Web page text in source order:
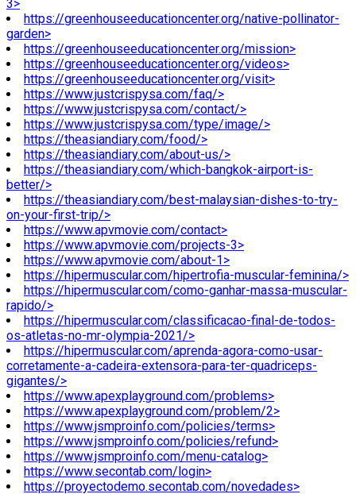
3>
https://greenhouseeducationcenter.org/native-pollinator-
garden>
https://greenhouseeducationcenter.org/mission>
https://greenhouseeducationcenter.org/videos>
https://greenhouseeducationcenter.org/visit>
https://www.justcrispysa.com/faq/>
https://www.justcrispysa.com/contact/>
https://www.justcrispysa.com/type/image/>
https://theasiandiary.com/food/>
https://theasiandiary.com/about-us/>
https://theasiandiary.com/which-bangkok-airport-is-
better/>
https://theasiandiary.com/best-malaysian-dishes-to-try-
on-your-first-trip/>
https://www.apvmovie.com/contact>
https://www.apvmovie.com/projects-3>
https://www.apvmovie.com/about-1>
https://hipermuscular.com/hipertrofia-muscular-feminina/>
https://hipermuscular.com/como-ganhar-massa-muscular-
rapido/>
https://hipermuscular.com/classificacao-final-de-todos-
os-atletas-no-mr-olympia-2021/>
https://hipermuscular.com/aprenda-agora-como-usar-
corretamente-a-cadeira-extensora-para-ter-quadriceps-
gigantes/>
https://www.apexplayground.com/problems>
https://www.apexplayground.com/problem/2>
https://www.jsmproinfo.com/policies/terms>
https://www.jsmproinfo.com/policies/refund>
https://www.jsmproinfo.com/menu-catalog>
https://www.secontab.com/login>
https://proyectodemo.secontab.com/novedades>